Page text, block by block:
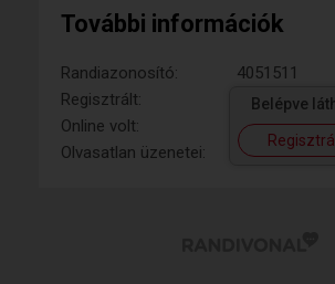
További információk
Randiazonosító:
4051511
Regisztrált:
Online volt:
Olvasatlan üzenetei:
Belépve